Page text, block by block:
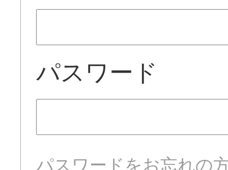
パスワード
パスワードをお忘れの